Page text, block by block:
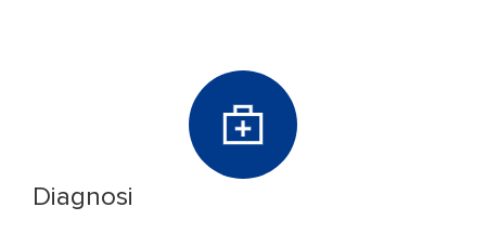
Diagnosi